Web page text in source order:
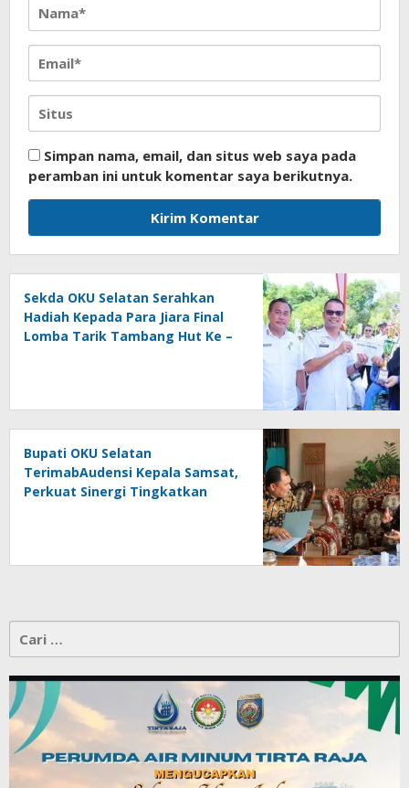
Simpan nama, email, dan situs web saya pada
peramban ini untuk komentar saya berikutnya.
Sekda OKU Selatan Serahkan
Hadiah Kepada Para Jiara Final
Lomba Tarik Tambang Hut Ke –
Bupati OKU Selatan
TerimabAudensi Kepala Samsat,
Perkuat Sinergi Tingkatkan
untuk: